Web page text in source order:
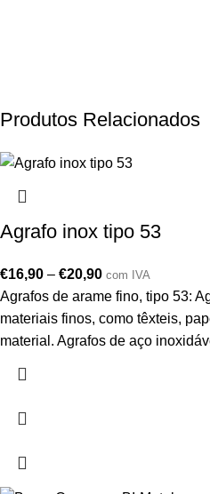
Produtos Relacionados
Agrafo inox tipo 53
€16,90 – €20,90 com IVA
Agrafos de arame fino, tipo 53:
materiais finos, como têxteis,
material. Agrafos de aço